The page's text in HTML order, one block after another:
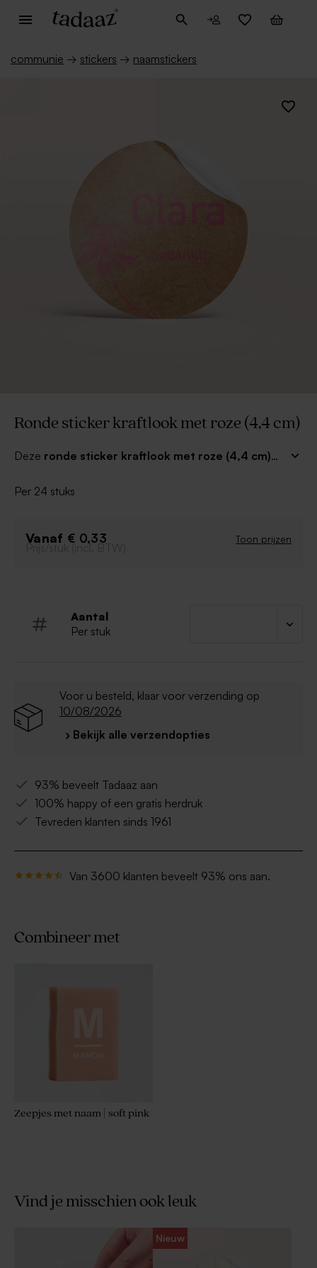
communie → stickers → naamstickers
Ronde sticker kraftlook met roze (4,4 cm)
Deze ronde sticker kraftlook met roze (4,4 cm)
communie of lentefeest mee af te werken.
Per 24 stuks
Vanaf € 0,33 Toon prijzen
Prijs/stuk (incl. BTW)
Aantal
Per stuk
Voor u besteld, klaar voor verzending op
10/08/2026
› Bekijk alle verzendopties
93% beveelt Tadaaz aan
100% happy of een gratis herdruk
Tevreden klanten sinds 1961
Van 3600 klanten beveelt 93% ons aan.
Combineer met
Zeepjes met naam | soft pink
Vind je misschien ook leuk
Nieuw